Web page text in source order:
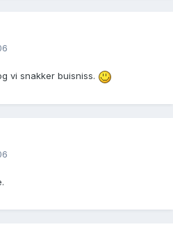
vi snakker buisniss.